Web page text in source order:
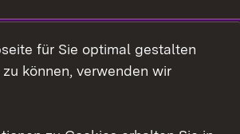
für Sie optimal gestalten
können, verwenden wir